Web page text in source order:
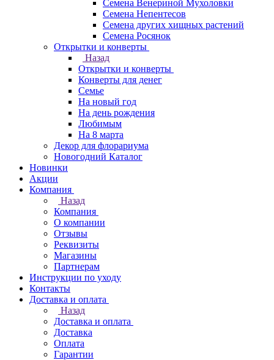
Семена Венериной Мухоловки
Семена Непентесов
Семена других хищных растений
Семена Росянок
Открытки и конверты
Назад
Открытки и конверты
Конверты для денег
Семье
На новый год
На день рождения
Любимым
На 8 марта
Декор для флорариума
Новогодний Каталог
Новинки
Акции
Компания
Назад
Компания
О компании
Отзывы
Реквизиты
Магазины
Партнерам
Инструкции по уходу
Контакты
Доставка и оплата
Назад
Доставка и оплата
Доставка
Оплата
Гарантии